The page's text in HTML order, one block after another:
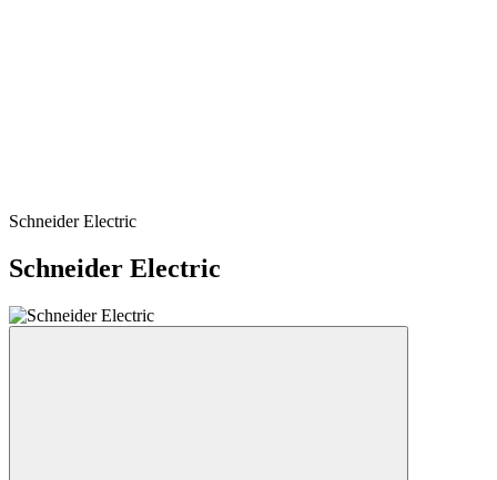
Schneider Electric
Schneider Electric